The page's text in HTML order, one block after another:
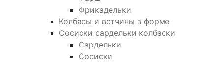
Фрикадельки
Колбасы и ветчины в форме
Сосиски сардельки колбаски
Сардельки
Сосиски